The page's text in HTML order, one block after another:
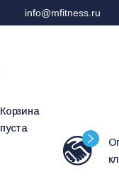
info@mfitness.ru
Корзина
пуста